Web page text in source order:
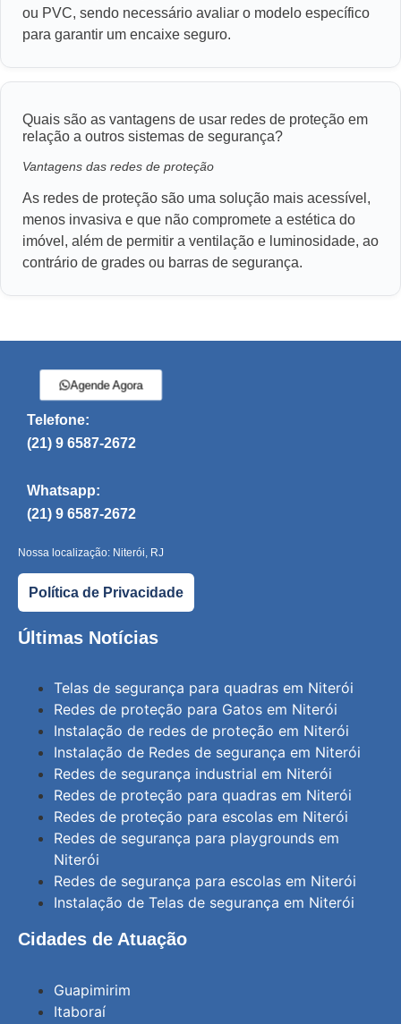
ou PVC, sendo necessário avaliar o modelo específico
para garantir um encaixe seguro.
Quais são as vantagens de usar redes de proteção em
relação a outros sistemas de segurança?
Vantagens das redes de proteção
As redes de proteção são uma solução mais acessível,
menos invasiva e que não compromete a estética do
imóvel, além de permitir a ventilação e luminosidade, ao
contrário de grades ou barras de segurança.
Agende Agora
Telefone:
(21) 9 6587-2672
Whatsapp:
(21) 9 6587-2672
Nossa localização: Niterói, RJ
Política de Privacidade
Últimas Notícias
Telas de segurança para quadras em Niterói
Redes de proteção para Gatos em Niterói
Instalação de redes de proteção em Niterói
Instalação de Redes de segurança em Niterói
Redes de segurança industrial em Niterói
Redes de proteção para quadras em Niterói
Redes de proteção para escolas em Niterói
Redes de segurança para playgrounds em
Niterói
Redes de segurança para escolas em Niterói
Instalação de Telas de segurança em Niterói
Cidades de Atuação
Guapimirim
Itaboraí